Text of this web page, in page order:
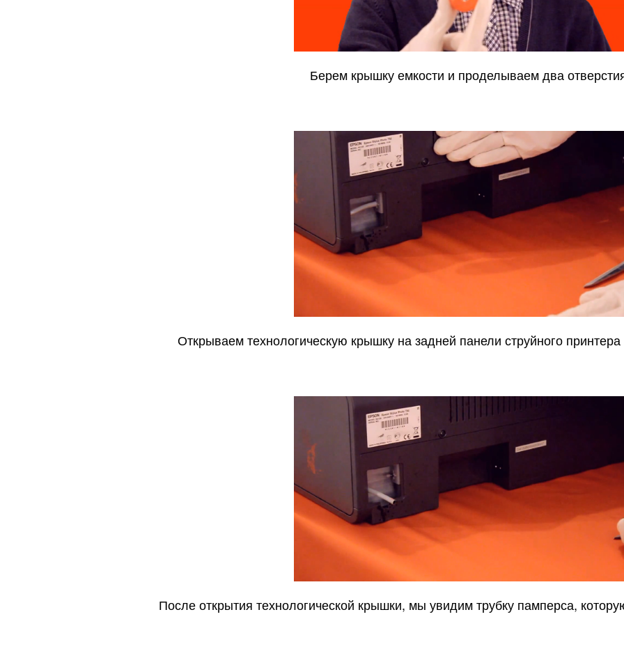
Берем крышку емкости и проделываем два
Открываем технологическую крышку на задней панели струйного
После открытия технологической крышки, мы увидим трубку памперса,